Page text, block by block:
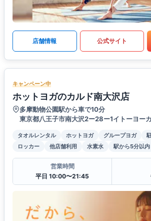
店舗情報 公式サイト
キャンペーン中
ホットヨガのカルド南大沢店
多摩動物公園駅から車で10分
東京都八王子市南大沢2ー28ー1イトーヨー
タオルレンタル ホットヨガ グループヨガ
ロッカー
他店舗利用 水素水 駅から5分以内
営業時間
平日 10:00〜21:45